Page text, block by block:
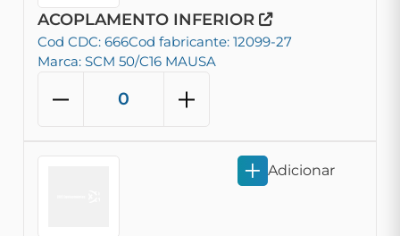
ACOPLAMENTO INFERIOR
Cod CDC: 666Cod fabricante: 12099-27
Marca: SCM 50/C16 MAUSA
Adicionar